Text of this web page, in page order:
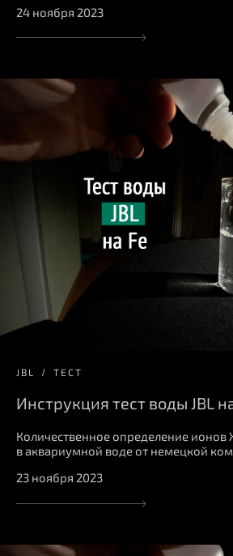
24 ноября 2023
JBL ТЕСТ
Инструкция тест воды JBL
Количественное определение ионов
в аквариумной воде от немецкой
23 ноября 2023